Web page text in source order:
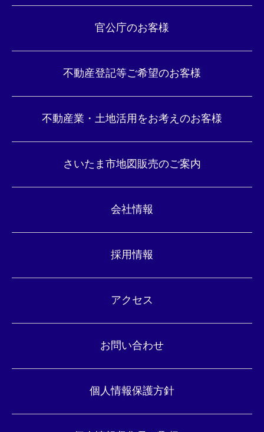
官公庁のお客様
不動産登記等ご希望のお客様
不動産業・土地活用をお考えのお客様
さいたま市地図販売のご案内
会社情報
採用情報
アクセス
お問い合わせ
個人情報保護方針